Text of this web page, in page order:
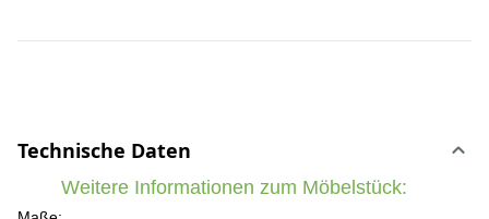
Technische Daten
Weitere Informationen zum Möbelstück: